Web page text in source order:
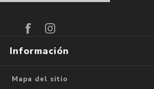
Información
Mapa del sitio